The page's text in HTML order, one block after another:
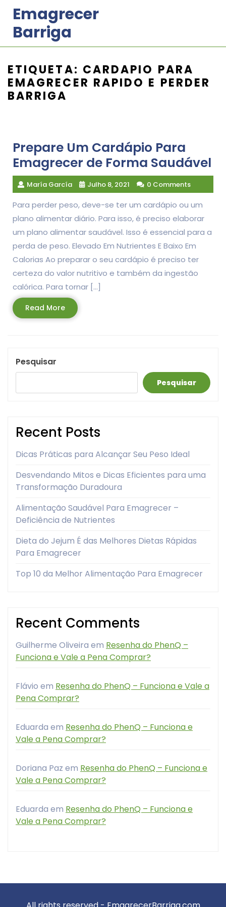
content
Emagrecer
Barriga
ETIQUETA: CARDAPIO PARA
EMAGRECER RAPIDO E PERDER
BARRIGA
Prepare Um Cardápio Para
Emagrecer de Forma Saudável
María García Julho 8, 2021 0 Comments
Para perder peso, deve-se ter um cardápio ou um
plano alimentar diário. Para isso, é preciso elaborar
um plano alimentar saudável. Isso é essencial para a
perda de peso. Elevado Em Nutrientes E Baixo Em
Calorias Ao preparar o seu cardápio é preciso ter
certeza do valor nutritivo e também da ingestão
calórica. Para tornar […]
Read MoreRead
More
Pesquisar
Pesquisar
Recent Posts
Dicas Práticas para Alcançar Seu Peso Ideal
Desvendando Mitos e Dicas Eficientes para uma
Transformação Duradoura
Alimentação Saudável Para Emagrecer –
Deficiência de Nutrientes
Dieta do Jejum É das Melhores Dietas Rápidas
Para Emagrecer
Top 10 da Melhor Alimentação Para Emagrecer
Recent Comments
Guilherme Oliveira em Resenha do PhenQ –
Funciona e Vale a Pena Comprar?
Flávio em Resenha do PhenQ – Funciona e Vale a
Pena Comprar?
Eduarda em Resenha do PhenQ – Funciona e
Vale a Pena Comprar?
Doriana Paz em Resenha do PhenQ – Funciona e
Vale a Pena Comprar?
Eduarda em Resenha do PhenQ – Funciona e
Vale a Pena Comprar?